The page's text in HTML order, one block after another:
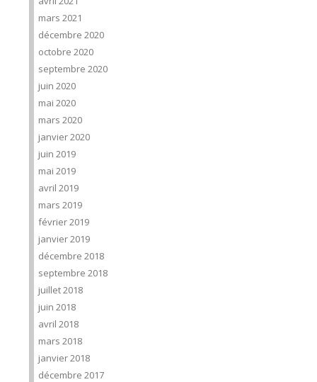
mars 2021
décembre 2020
octobre 2020
septembre 2020
juin 2020
mai 2020
mars 2020
janvier 2020
juin 2019
mai 2019
avril 2019
mars 2019
février 2019
janvier 2019
décembre 2018
septembre 2018
juillet 2018
juin 2018
avril 2018
mars 2018
janvier 2018
décembre 2017